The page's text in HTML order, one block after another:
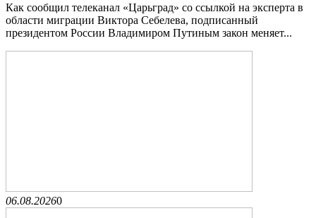
Как сообщил телеканал «Царьград» со ссылкой на эксперта в
области миграции Виктора Себелева, подписанный
президентом России Владимиром Путиным закон меняет...
06.08.20260